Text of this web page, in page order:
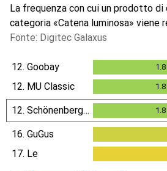
La frequenza con cui un prodotto di
categoria «Catena luminosa» viene
Fonte: Digitec Galaxus
12. Goobay 1.8
12. MU Classic 1.8
12. Schönenberger 1.8
16. GuGus
17. Le